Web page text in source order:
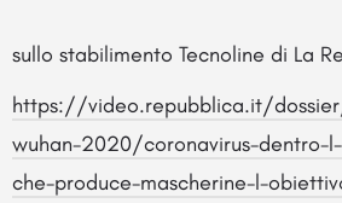
sullo stabilimento Tecnoline di La
https://video.repubblica.it/
wuhan-2020/coronavirus-dentro-
che-produce-mascherine-l-